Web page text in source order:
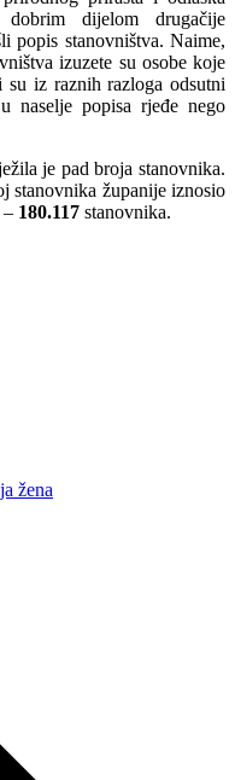
dijelom drugačije
popis stanovništva. Naime,
izuzete su osobe koje
su iz raznih razloga odsutni
naselje popisa rjeđe nego
je pad broja stanovnika.
stanovnika županije iznosio
– 180.117 stanovnika.
žena